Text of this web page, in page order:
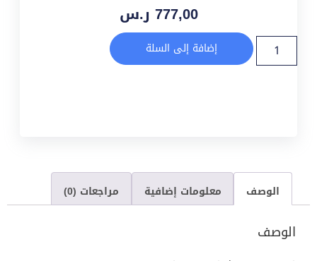
777,00 ر.س
إضافة إلى السلة
الوصف معلومات إضافية مراجعات (0)
الوصف